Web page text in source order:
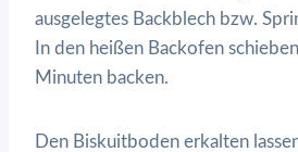
ausgelegtes Backblech bzw.
In den heißen Backofen
Minuten backen.
Den Biskuitboden erkalten